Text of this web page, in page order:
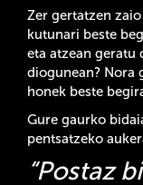
Zer gertatzen
kutunari beste
eta atzean geratu
diogunean? Nora
honek beste
Gure gaurko
pentsatzeko
“Postaz